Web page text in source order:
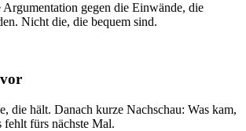
Argumentation gegen die Einwände, die
Nicht die, die bequem sind.
die hält. Danach kurze Nachschau: Was kam,
fehlt fürs nächste Mal.